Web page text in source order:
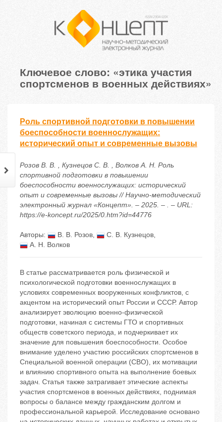
Ключевое слово: «этика участия
спортсменов в военных действиях»
Роль спортивной подготовки в повышении
боеспособности военнослужащих:
исторический опыт и современные вызовы
Розов В. В. , Кузнецов С. В. , Волков А. Н. Роль
спортивной подготовки в повышении
боеспособности военнослужащих: исторический
опыт и современные вызовы // Научно-методический
электронный журнал «Концепт». – 2025. – . – URL:
https://e-koncept.ru/2025/0.htm?id=44776
Авторы: В. В. Розов, С. В. Кузнецов,
А. Н. Волков
В статье рассматривается роль физической и
психологической подготовки военнослужащих в
условиях современных вооруженных конфликтов, с
акцентом на исторический опыт России и СССР. Автор
анализирует эволюцию военно-физической
подготовки, начиная с системы ГТО и спортивных
обществ советского периода, и подчеркивает их
значение для повышения боеспособности. Особое
внимание уделено участию российских спортсменов в
Специальной военной операции (СВО), их мотивации
и влиянию спортивного опыта на выполнение боевых
задач. Статья также затрагивает этические аспекты
участия спортсменов в военных действиях, поднимая
вопросы о балансе между гражданским долгом и
профессиональной карьерой. Исследование основано